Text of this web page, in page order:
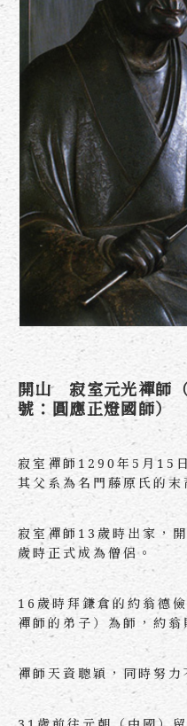
開山 寂室元光禪師
號：圓應正燈國師）
寂室禪師1290年5月15
其父系為名門藤原氏的末
寂室禪師13歲時出家，
歲時正式成為僧侶。
16歲時拜鎌倉的約翁德
禪師的弟子）為師，約翁
禪師天資聰穎，同時努